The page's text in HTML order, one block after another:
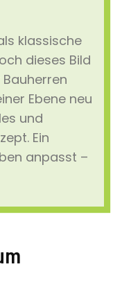
klassische
dieses Bild
Ebene neu
und
Ein
anpasst –